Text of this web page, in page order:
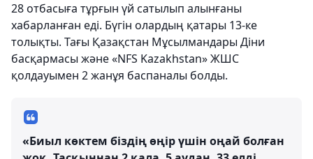
28 отбасыға тұрғын үй сатылып алынғаны
хабарланған еді. Бүгін олардың қатары 13-ке
толықты. Тағы Қазақстан Мұсылмандары Діни
басқармасы және «NFS Kazakhstan» ЖШС
қолдауымен 2 жанұя баспаналы болды.
«Биыл көктем біздің өңір үшін оңай болған